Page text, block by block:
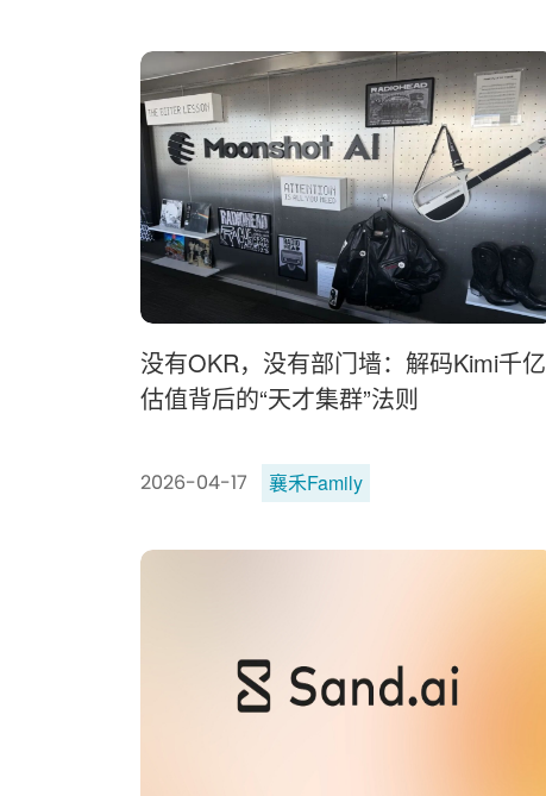
没有OKR，没有部门墙：解码Kimi千亿
估值背后的“天才集群”法则
2026-04-17 襄禾Family